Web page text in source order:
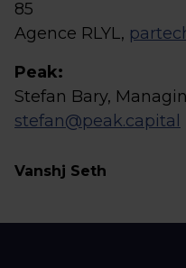
85
Agence RLYL,
Peak:
Stefan Bary,
stefan@peak.capital
Vanshj Seth